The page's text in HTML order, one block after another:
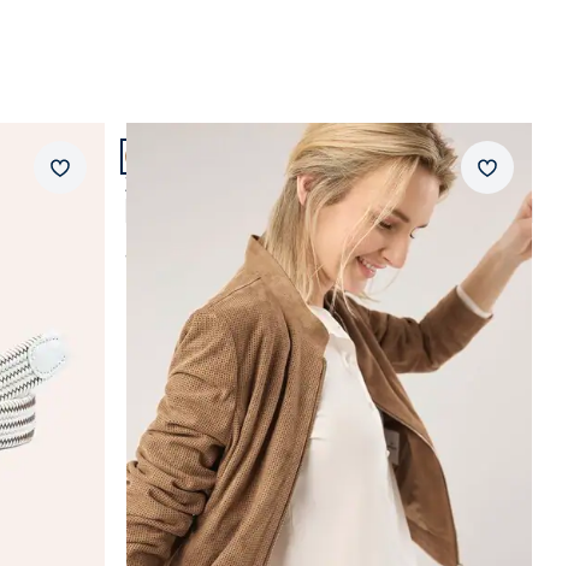
Merkzettel
Artikel 6 von 14.
Ziegenvelours Perfo Blouson
4,8 (12)
ab